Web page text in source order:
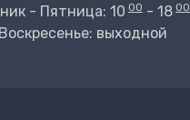
- Пятница: 10 00 - 18 00
выходной